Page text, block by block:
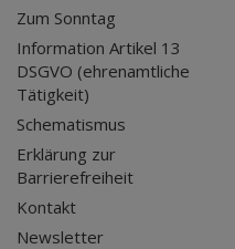
Zum Sonntag
Information Artikel 13
DSGVO (ehrenamtliche
Tätigkeit)
Schematismus
Erklärung zur
Barrierefreiheit
Kontakt
Newsletter